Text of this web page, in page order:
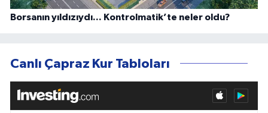
Borsanın yıldızıydı... Kontrolmatik’te neler oldu?
Canlı Çapraz Kur Tabloları